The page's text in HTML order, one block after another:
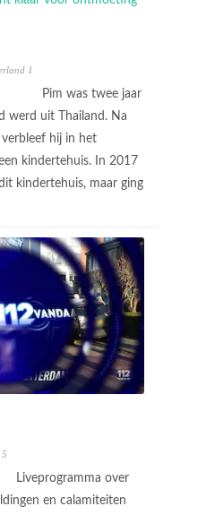
1
Pim was twee jaar
werd uit Thailand. Na
hij in het
kindertehuis. In 2017
kindertehuis, maar ging
5
Liveprogramma over
en calamiteiten